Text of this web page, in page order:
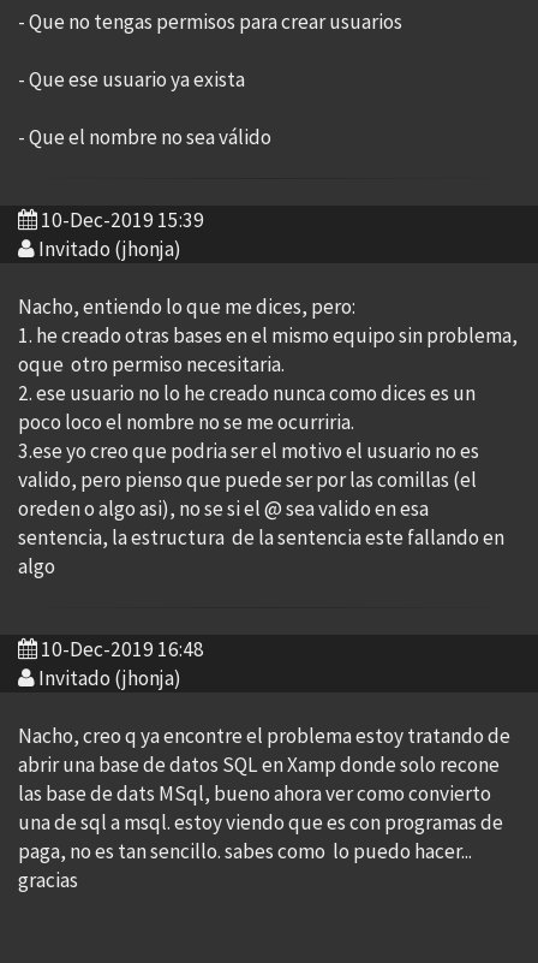
- Que no tengas permisos para crear usuarios
- Que ese usuario ya exista
- Que el nombre no sea válido
10-Dec-2019 15:39
Invitado (jhonja)
Nacho, entiendo lo que me dices, pero:
1. he creado otras bases en el mismo equipo sin problema,
oque otro permiso necesitaria.
2. ese usuario no lo he creado nunca como dices es un
poco loco el nombre no se me ocurriria.
3.ese yo creo que podria ser el motivo el usuario no es
valido, pero pienso que puede ser por las comillas (el
oreden o algo asi), no se si el @ sea valido en esa
sentencia, la estructura de la sentencia este fallando en
algo
10-Dec-2019 16:48
Invitado (jhonja)
Nacho, creo q ya encontre el problema estoy tratando de
abrir una base de datos SQL en Xamp donde solo recone
las base de dats MSql, bueno ahora ver como convierto
una de sql a msql. estoy viendo que es con programas de
paga, no es tan sencillo. sabes como lo puedo hacer...
gracias